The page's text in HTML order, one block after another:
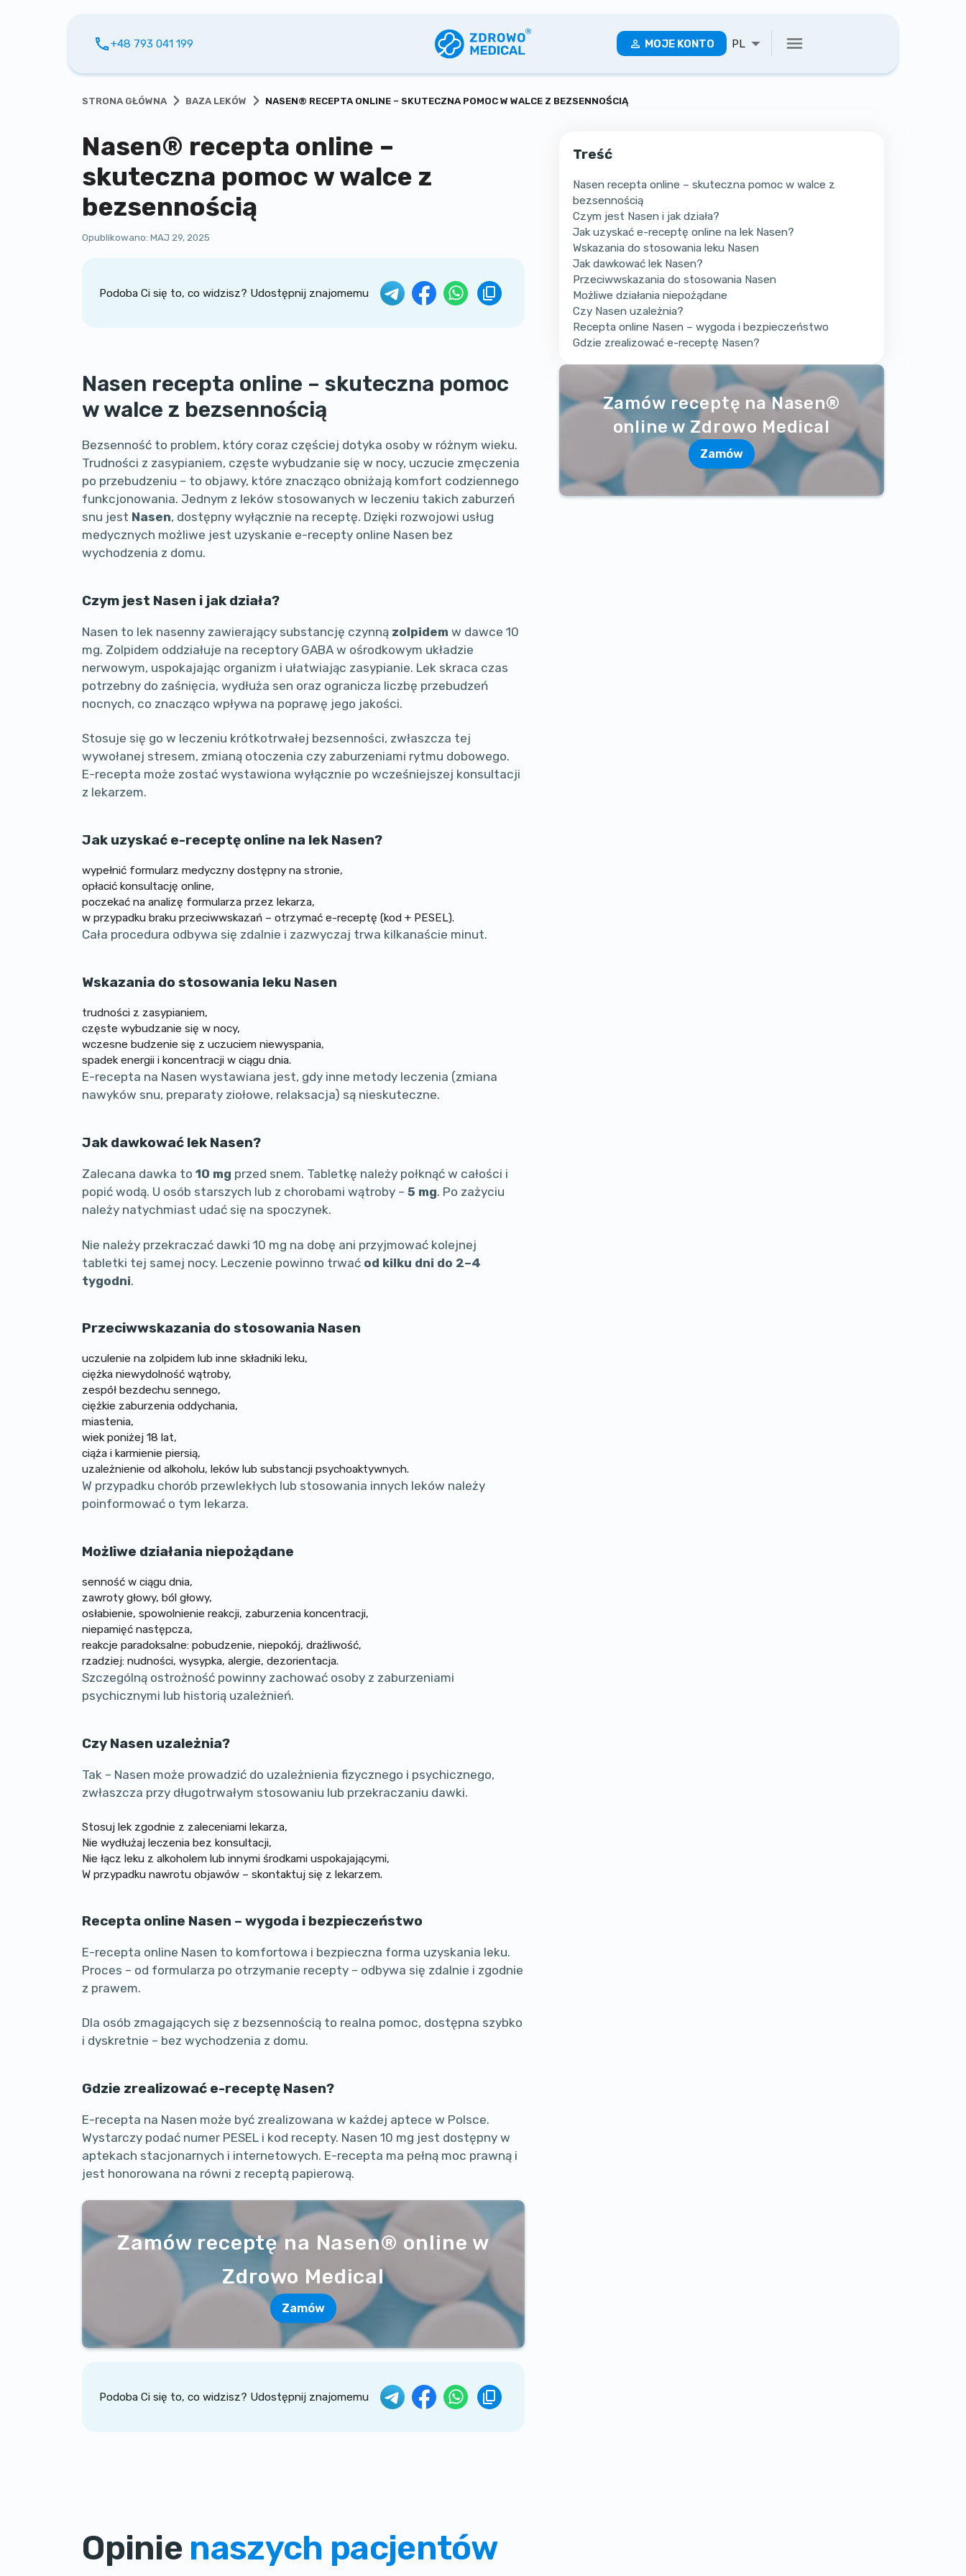
+48 793 041 199 MOJE KONTO PL
STRONA GŁÓWNA › BAZA LEKÓW › NASEN® RECEPTA ONLINE – SKUTECZNA POMOC W WALCE Z BEZSENNOŚCIĄ
Nasen® recepta online –
skuteczna pomoc w walce z
bezsennością
Opublikowano:MAJ 29, 2025
Podoba Ci się to, co widzisz? Udostępnij znajomemu
Nasen recepta online – skuteczna pomoc
w walce z bezsennością
Bezsenność to problem, który coraz częściej dotyka osoby w różnym wieku.
Trudności z zasypianiem, częste wybudzanie się w nocy, uczucie zmęczenia
po przebudzeniu – to objawy, które znacząco obniżają komfort codziennego
funkcjonowania. Jednym z leków stosowanych w leczeniu takich zaburzeń
snu jest Nasen, dostępny wyłącznie na receptę. Dzięki rozwojowi usług
medycznych możliwe jest uzyskanie e-recepty online Nasen bez
wychodzenia z domu.
Czym jest Nasen i jak działa?
Nasen to lek nasenny zawierający substancję czynną zolpidem w dawce 10
mg. Zolpidem oddziałuje na receptory GABA w ośrodkowym układzie
nerwowym, uspokajając organizm i ułatwiając zasypianie. Lek skraca czas
potrzebny do zaśnięcia, wydłuża sen oraz ogranicza liczbę przebudzeń
nocnych, co znacząco wpływa na poprawę jego jakości.
Stosuje się go w leczeniu krótkotrwałej bezsenności, zwłaszcza tej
wywołanej stresem, zmianą otoczenia czy zaburzeniami rytmu dobowego.
E-recepta może zostać wystawiona wyłącznie po wcześniejszej konsultacji
z lekarzem.
Jak uzyskać e-receptę online na lek Nasen?
wypełnić formularz medyczny dostępny na stronie,
opłacić konsultację online,
poczekać na analizę formularza przez lekarza,
w przypadku braku przeciwwskazań – otrzymać e-receptę (kod + PESEL).
Cała procedura odbywa się zdalnie i zazwyczaj trwa kilkanaście minut.
Wskazania do stosowania leku Nasen
trudności z zasypianiem,
częste wybudzanie się w nocy,
wczesne budzenie się z uczuciem niewyspania,
spadek energii i koncentracji w ciągu dnia.
E-recepta na Nasen wystawiana jest, gdy inne metody leczenia (zmiana
nawyków snu, preparaty ziołowe, relaksacja) są nieskuteczne.
Jak dawkować lek Nasen?
Zalecana dawka to10 mg przed snem. Tabletkę należy połknąć w całości i
popić wodą. U osób starszych lub z chorobami wątroby –5 mg. Po zażyciu
należy natychmiast udać się na spoczynek.
Nie należy przekraczać dawki 10 mg na dobę ani przyjmować kolejnej
tabletki tej samej nocy. Leczenie powinno trwać od kilku dni do 2–4
tygodni.
Przeciwwskazania do stosowania Nasen
uczulenie na zolpidem lub inne składniki leku,
ciężka niewydolność wątroby,
zespół bezdechu sennego,
ciężkie zaburzenia oddychania,
miastenia,
wiek poniżej 18 lat,
ciąża i karmienie piersią,
uzależnienie od alkoholu, leków lub substancji psychoaktywnych.
W przypadku chorób przewlekłych lub stosowania innych leków należy
poinformować o tym lekarza.
Możliwe działania niepożądane
senność w ciągu dnia,
zawroty głowy, ból głowy,
osłabienie, spowolnienie reakcji, zaburzenia koncentracji,
niepamięć następcza,
reakcje paradoksalne: pobudzenie, niepokój, drażliwość,
rzadziej: nudności, wysypka, alergie, dezorientacja.
Szczególną ostrożność powinny zachować osoby z zaburzeniami
psychicznymi lub historią uzależnień.
Czy Nasen uzależnia?
Tak – Nasen może prowadzić do uzależnienia fizycznego i psychicznego,
zwłaszcza przy długotrwałym stosowaniu lub przekraczaniu dawki.
Stosuj lek zgodnie z zaleceniami lekarza,
Nie wydłużaj leczenia bez konsultacji,
Nie łącz leku z alkoholem lub innymi środkami uspokajającymi,
W przypadku nawrotu objawów – skontaktuj się z lekarzem.
Recepta online Nasen – wygoda i bezpieczeństwo
E-recepta online Nasen to komfortowa i bezpieczna forma uzyskania leku.
Proces – od formularza po otrzymanie recepty – odbywa się zdalnie i zgodnie
z prawem.
Dla osób zmagających się z bezsennością to realna pomoc, dostępna szybko
i dyskretnie – bez wychodzenia z domu.
Gdzie zrealizować e-receptę Nasen?
E-recepta na Nasen może być zrealizowana w każdej aptece w Polsce.
Wystarczy podać numer PESEL i kod recepty. Nasen 10 mg jest dostępny w
aptekach stacjonarnych i internetowych. E-recepta ma pełną moc prawną i
jest honorowana na równi z receptą papierową.
Zamów receptę na Nasen® online w
Zdrowo Medical
Zamów
Podoba Ci się to, co widzisz? Udostępnij znajomemu
Treść
Nasen recepta online – skuteczna pomoc w walce z
bezsennością
Czym jest Nasen i jak działa?
Jak uzyskać e-receptę online na lek Nasen?
Wskazania do stosowania leku Nasen
Jak dawkować lek Nasen?
Przeciwwskazania do stosowania Nasen
Możliwe działania niepożądane
Czy Nasen uzależnia?
Recepta online Nasen – wygoda i bezpieczeństwo
Gdzie zrealizować e-receptę Nasen?
Zamów receptę na Nasen®
online w Zdrowo Medical
Zamów
Opinie naszych pacjentów